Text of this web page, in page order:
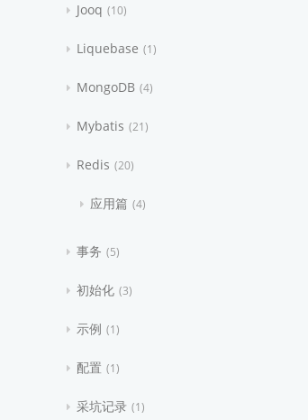
Jooq 10
Liquebase 1
MongoDB 4
Mybatis 21
Redis 20
应用篇 4
事务 5
初始化 3
示例 1
配置 1
采坑记录 1